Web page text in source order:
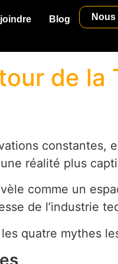
Blog
de la
constantes,
réalité plus
comme un
de l’industrie
les quatre mythes